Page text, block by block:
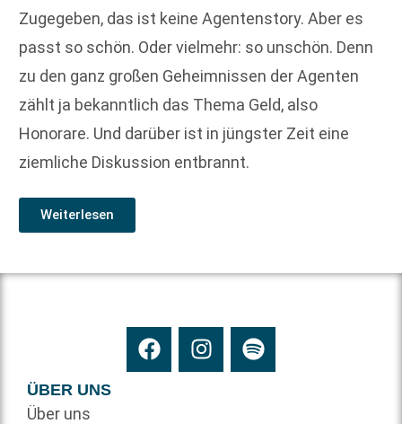
Zugegeben, das ist keine Agentenstory. Aber es
passt so schön. Oder vielmehr: so unschön. Denn
zu den ganz großen Geheimnissen der Agenten
zählt ja bekanntlich das Thema Geld, also
Honorare. Und darüber ist in jüngster Zeit eine
ziemliche Diskussion entbrannt.
Weiterlesen
ÜBER UNS
Über uns